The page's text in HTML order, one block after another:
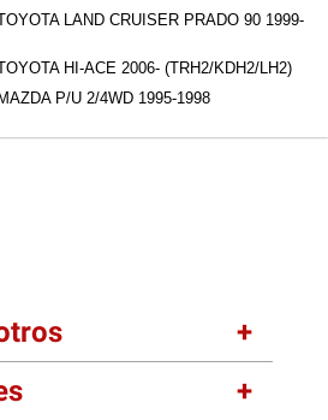
LAND CRUISER PRADO 90 1999-
HI-ACE 2006- (TRH2/KDH2/LH2)
P/U 2/4WD 1995-1998